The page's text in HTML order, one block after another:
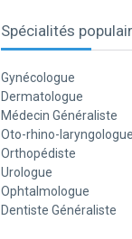
Spécialités
Gynécologue
Dermatologue
Médecin Généraliste
Oto-rhino-
Orthopédiste
Urologue
Ophtalmologue
Dentiste Généraliste